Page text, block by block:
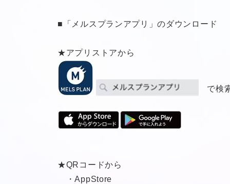
■「メルスプランアプリ」のダウンロード
★アプリストアから
で検
★QRコードから
・AppStore